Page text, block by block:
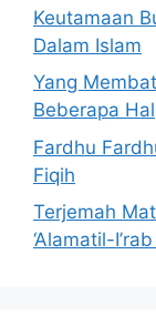
Keutamaan
Dalam Islam
Yang
Beberapa Hal
Fardhu
Fiqih
Terjemah
‘Alamatil-